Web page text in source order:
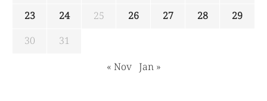
23
24 25 26 27 28
29
30
31
« Nov Jan »